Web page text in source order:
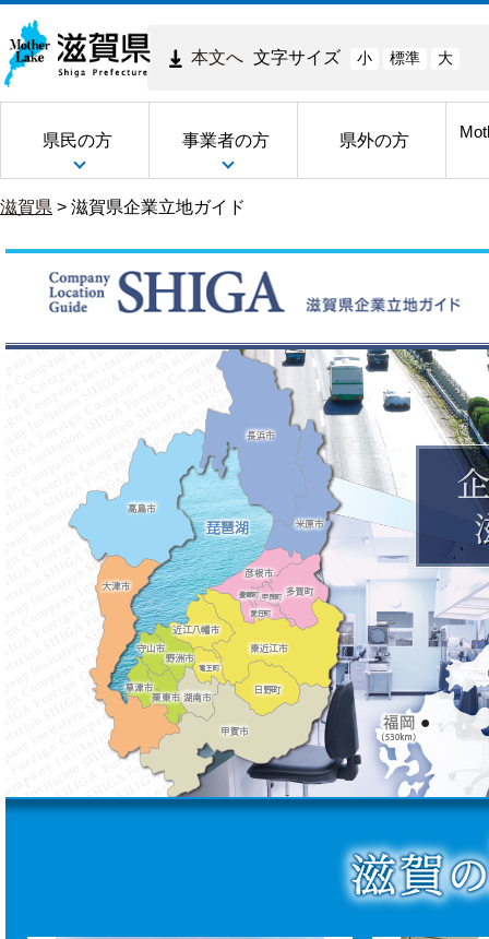
本文へ 文字サイズ 小 標準 大
県民の方 事業者の方 県外の方
滋賀県 > 滋賀県企業立地ガイド
県